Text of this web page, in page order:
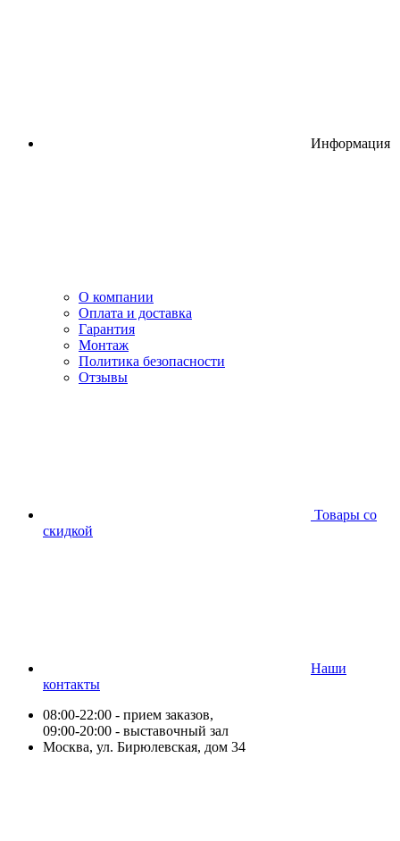
Информация
О компании
Оплата и доставка
Гарантия
Монтаж
Политика безопасности
Отзывы
Товары со
скидкой
Наши
контакты
08:00-22:00 - прием заказов,
09:00-20:00 - выставочный зал
Москва, ул. Бирюлевская, дом 34